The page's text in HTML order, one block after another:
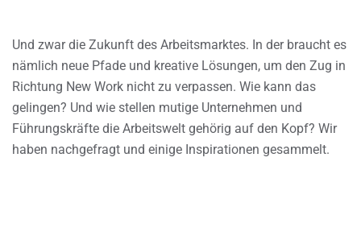
Und zwar die Zukunft des Arbeitsmarktes. In der braucht es
nämlich neue Pfade und kreative Lösungen, um den Zug in
Richtung New Work nicht zu verpassen. Wie kann das
gelingen? Und wie stellen mutige Unternehmen und
Führungskräfte die Arbeitswelt gehörig auf den Kopf? Wir
haben nachgefragt und einige Inspirationen gesammelt.